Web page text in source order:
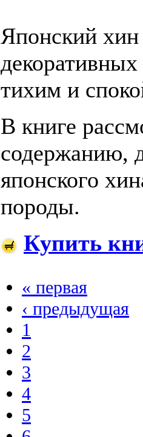
Японский
тихим и
В книге
содержанию,
японского
породы.
Купить
« первая
‹ предыдущая
1
2
3
4
5